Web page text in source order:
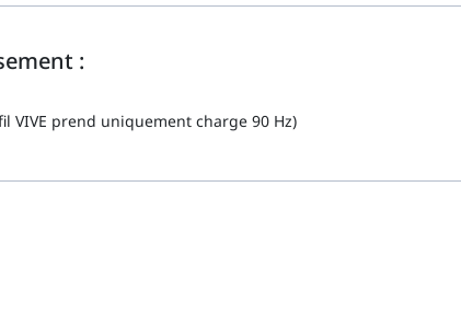
:
VIVE prend uniquement charge 90 Hz)